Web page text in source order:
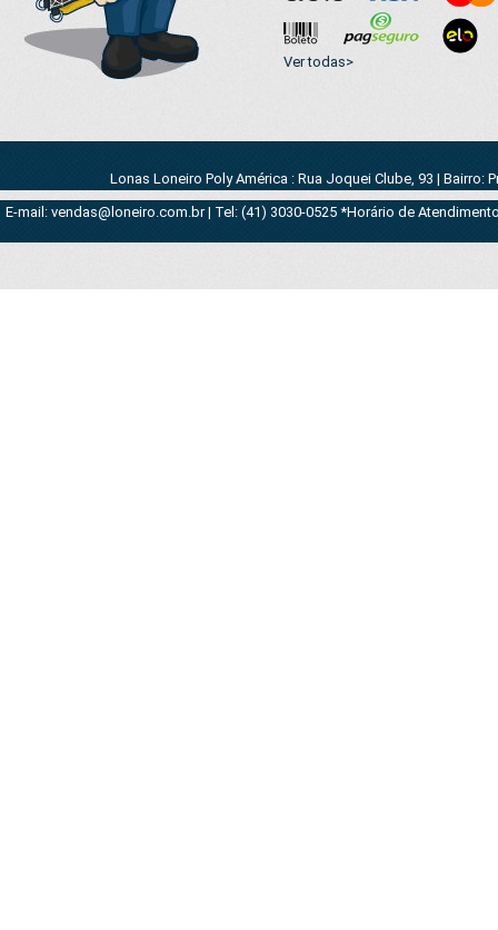
Ver todas>
Lonas Loneiro Poly América : Rua Joquei Clube, 93 | Bairro:
E-mail: vendas@loneiro.com.br | Tel: (41) 3030-0525 *Horário de